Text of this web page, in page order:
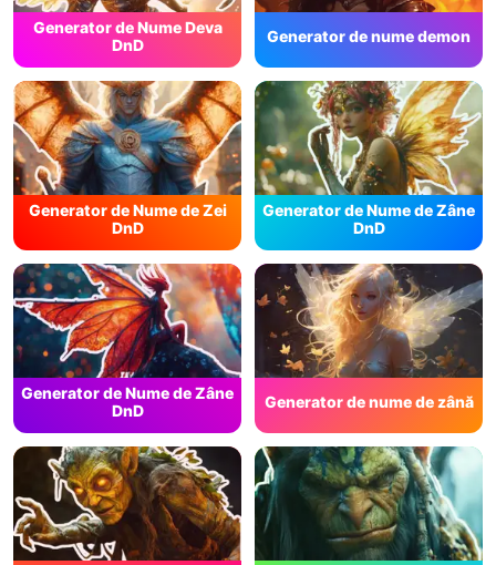
Generator de Nume Deva
DnD
Generator de nume demon
Generator de Nume de Zei
DnD
Generator de Nume de Zâne
DnD
Generator de Nume de Zâne
DnD
Generator de nume de zână